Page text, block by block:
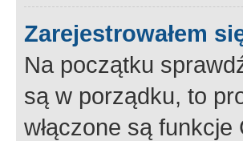
Zarejestrowałem
Na początku
są w porządku, to
włączone są